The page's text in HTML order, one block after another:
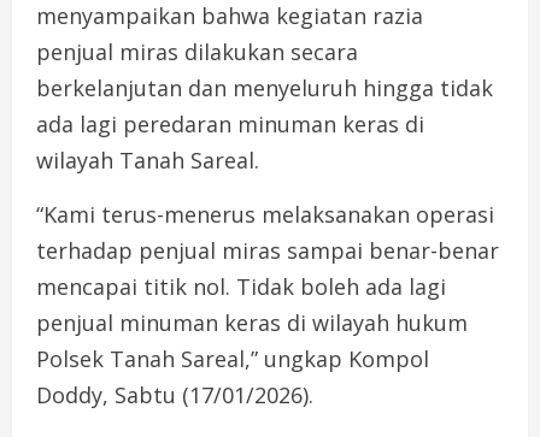
menyampaikan bahwa kegiatan razia
penjual miras dilakukan secara
berkelanjutan dan menyeluruh hingga tidak
ada lagi peredaran minuman keras di
wilayah Tanah Sareal.
“Kami terus-menerus melaksanakan operasi
terhadap penjual miras sampai benar-benar
mencapai titik nol. Tidak boleh ada lagi
penjual minuman keras di wilayah hukum
Polsek Tanah Sareal,” ungkap Kompol
Doddy, Sabtu (17/01/2026).